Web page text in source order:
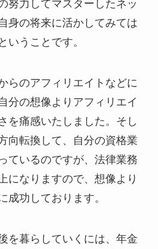
努力してマスターしたネッ
身の将来に活かしてみては
いうことです。
らのアフィリエイトなどに
分の想像よりアフィリエイ
を痛感いたしました。そし
向転換して、自分の資格業
ているのですが、法律業務
になりますので、想像より
成功しております。
を暮らしていくには、年金